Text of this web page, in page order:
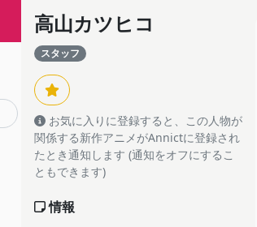
高山カツヒコ
スタッフ
お気に入りに登録すると、この人物が
関係する新作アニメがAnnictに登録され
たとき通知します (通知をオフにするこ
ともできます)
情報